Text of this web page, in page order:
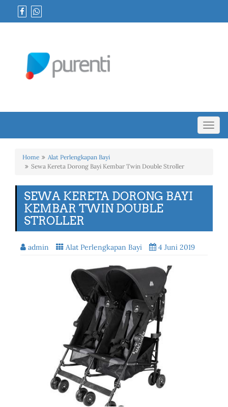
Home
Alat Perlengkapan Bayi
Sewa Kereta Dorong Bayi Kembar Twin Double Stroller
SEWA KERETA DORONG BAYI
KEMBAR TWIN DOUBLE
STROLLER
admin Alat Perlengkapan Bayi 4 Juni 2019